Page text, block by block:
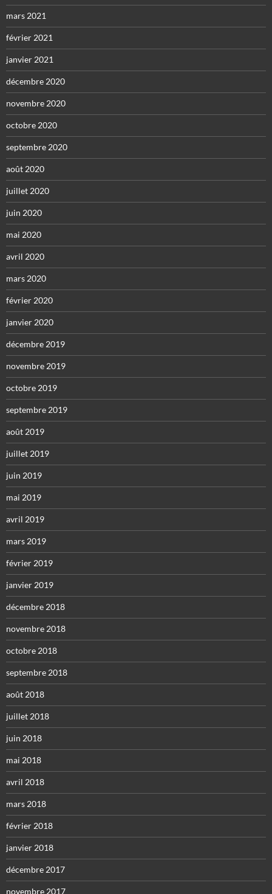
mars 2021
février 2021
janvier 2021
décembre 2020
novembre 2020
octobre 2020
septembre 2020
août 2020
juillet 2020
juin 2020
mai 2020
avril 2020
mars 2020
février 2020
janvier 2020
décembre 2019
novembre 2019
octobre 2019
septembre 2019
août 2019
juillet 2019
juin 2019
mai 2019
avril 2019
mars 2019
février 2019
janvier 2019
décembre 2018
novembre 2018
octobre 2018
septembre 2018
août 2018
juillet 2018
juin 2018
mai 2018
avril 2018
mars 2018
février 2018
janvier 2018
décembre 2017
novembre 2017